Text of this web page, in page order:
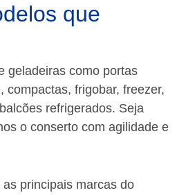
que
geladeiras como portas
compactas, frigobar, freezer,
refrigerados. Seja
o conserto com agilidade e
principais marcas do